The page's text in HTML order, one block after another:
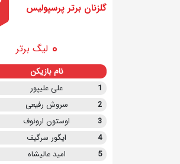
گلزنان برتر پرسپولیس
لیگ برتر
نام بازیکن
1 علی علیپور
2
سروش رفیعی
3
اوستون ارونوف
4
ایگور سرگیف
5
امید عالیشاه